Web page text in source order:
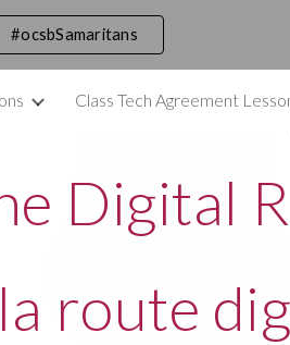
Skip to navigation
#ocsbSamaritans
Class Tech Agreement
Digital
route